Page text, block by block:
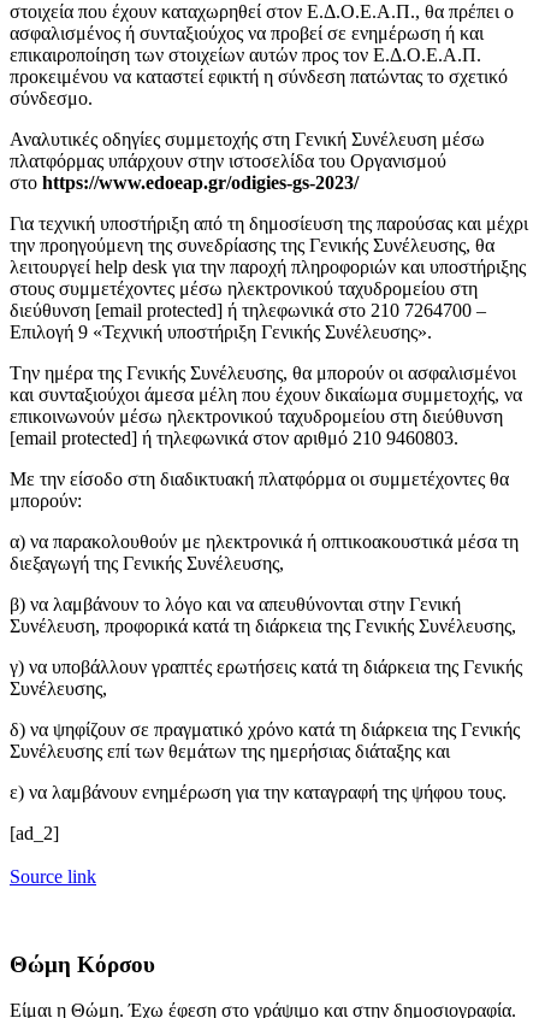
στοιχεία που έχουν καταχωρηθεί στον Ε.Δ.Ο.Ε.Α.Π., θα πρέπει ο
ασφαλισμένος ή συνταξιούχος να προβεί σε ενημέρωση ή και
επικαιροποίηση των στοιχείων αυτών προς τον Ε.Δ.Ο.Ε.Α.Π.
προκειμένου να καταστεί εφικτή η σύνδεση πατώντας το σχετικό
σύνδεσμο.
Αναλυτικές οδηγίες συμμετοχής στη Γενική Συνέλευση μέσω
πλατφόρμας υπάρχουν στην ιστοσελίδα του Οργανισμού
στο https://www.edoeap.gr/odigies-gs-2023/
Για τεχνική υποστήριξη από τη δημοσίευση της παρούσας και μέχρι
την προηγούμενη της συνεδρίασης της Γενικής Συνέλευσης, θα
λειτουργεί help desk για την παροχή πληροφοριών και υποστήριξης
στους συμμετέχοντες μέσω ηλεκτρονικού ταχυδρομείου στη
διεύθυνση [email protected] ή τηλεφωνικά στο 210 7264700 –
Επιλογή 9 «Τεχνική υποστήριξη Γενικής Συνέλευσης».
Tην ημέρα της Γενικής Συνέλευσης, θα μπορούν οι ασφαλισμένοι
και συνταξιούχοι άμεσα μέλη που έχουν δικαίωμα συμμετοχής, να
επικοινωνούν μέσω ηλεκτρονικού ταχυδρομείου στη διεύθυνση
[email protected] ή τηλεφωνικά στον αριθμό 210 9460803.
Με την είσοδο στη διαδικτυακή πλατφόρμα οι συμμετέχοντες θα
μπορούν:
α) να παρακολουθούν με ηλεκτρονικά ή οπτικοακουστικά μέσα τη
διεξαγωγή της Γενικής Συνέλευσης,
β) να λαμβάνουν το λόγο και να απευθύνονται στην Γενική
Συνέλευση, προφορικά κατά τη διάρκεια της Γενικής Συνέλευσης,
γ) να υποβάλλουν γραπτές ερωτήσεις κατά τη διάρκεια της Γενικής
Συνέλευσης,
δ) να ψηφίζουν σε πραγματικό χρόνο κατά τη διάρκεια της Γενικής
Συνέλευσης επί των θεμάτων της ημερήσιας διάταξης και
ε) να λαμβάνουν ενημέρωση για την καταγραφή της ψήφου τους.
[ad_2]
Source link
Θώμη Κόρσου
Είμαι η Θώμη. Έχω έφεση στο γράψιμο και στην δημοσιογραφία.